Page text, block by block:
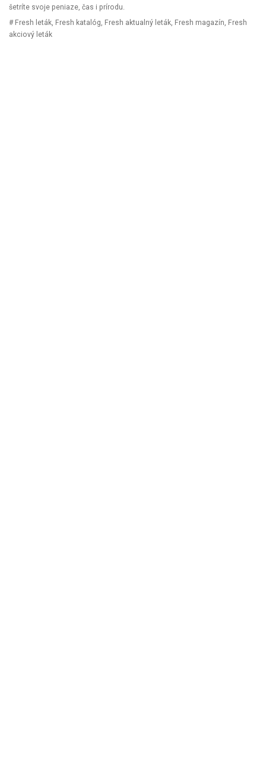
šetríte svoje peniaze, čas i prírodu.
# Fresh leták, Fresh katalóg, Fresh aktualný leták, Fresh magazín, Fresh
akciový leták